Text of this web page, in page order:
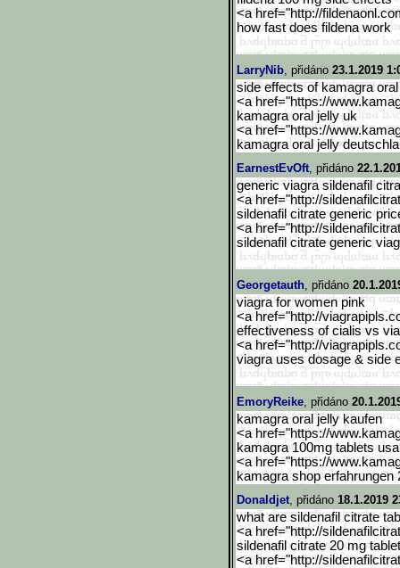
<a href="http://
how fast does fildena work
LarryNib, přidáno 23.1.2019
side effects of kamagra
<a href="https://
kamagra oral jelly uk
<a href="https://
kamagra oral jelly
EarnestEvOft, přidáno
generic viagra sildenafil
<a href="http://
sildenafil citrate generic
<a href="http://
sildenafil citrate generic
Georgetauth, přidáno
viagra for women pink
<a href="http://
effectiveness of cialis vs
<a href="http://
viagra uses dosage & side
EmoryReike, přidáno
kamagra oral jelly kaufen
<a href="https://
kamagra 100mg tablets usa
<a href="https://
kamagra shop erfahrungen
Donaldjet, přidáno 18.1.2019
what are sildenafil citrate
<a href="http://
sildenafil citrate 20 mg tablet
<a href="http://